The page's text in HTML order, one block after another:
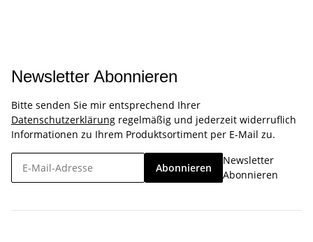
Newsletter Abonnieren
Bitte senden Sie mir entsprechend Ihrer
Datenschutzerklärung regelmäßig und jederzeit widerruflich
Informationen zu Ihrem Produktsortiment per E-Mail zu.
Abonnieren
Newsletter
Abonnieren